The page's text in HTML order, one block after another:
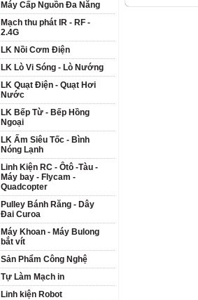
Máy Cấp Nguồn Đa Năng
Mạch thu phát IR - RF -
2.4G
LK Nồi Cơm Điện
LK Lò Vi Sóng - Lò Nướng
LK Quạt Điện - Quạt Hơi
Nước
LK Bếp Từ - Bếp Hồng
Ngoại
LK Ấm Siêu Tốc - Bình
Nóng Lạnh
Linh Kiện RC - Ôtô -Tàu -
Máy bay - Flycam -
Quadcopter
Pulley Bánh Răng - Dây
Đai Curoa
Máy Khoan - Máy Bulong
bắt vít
Sản Phẩm Công Nghệ
Tự Làm Mạch in
Linh kiện Robot